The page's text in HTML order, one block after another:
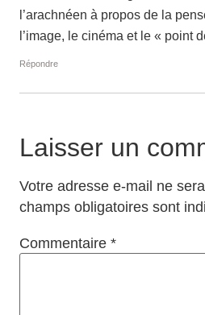
l’arachnéen à propos de la
l’image, le cinéma et le « point
Répondre
Laisser un
Votre adresse e-mail ne
champs obligatoires sont
Commentaire *